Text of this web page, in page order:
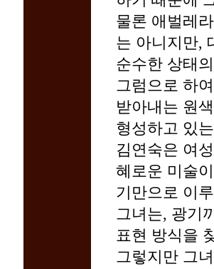
물론 애벌레
는 아니지만,
순수한 상태
그럼으로 하
받아내는 원
형성하고 있
김연숙은 여
혜로운 미술
기만으로 이
그녀는, 광기
표현 방식을
그렇지만 그